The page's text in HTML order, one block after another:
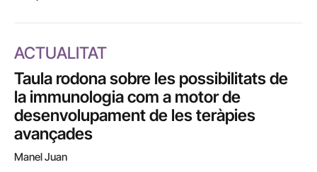
ACTUALITAT
Taula rodona sobre les possibilitats de
la immunologia com a motor de
desenvolupament de les teràpies
avançades
Manel Juan